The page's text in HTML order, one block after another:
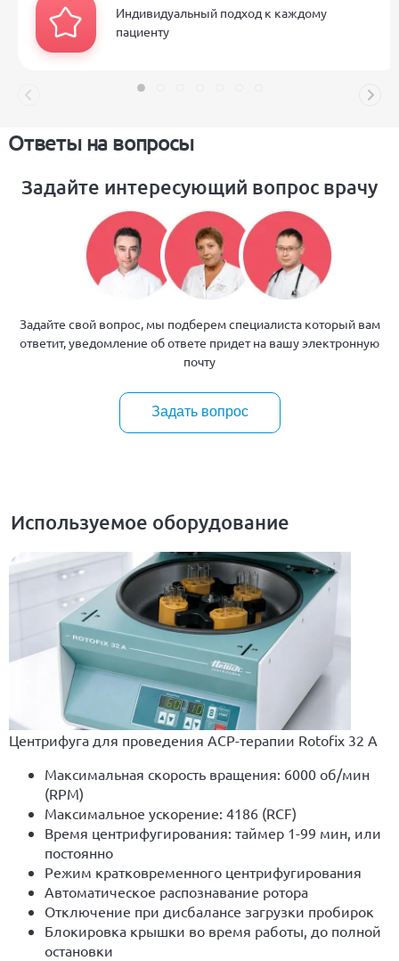
Ответы на вопросы
Задайте интересующий вопрос врачу
Задайте свой вопрос, мы подберем специалиста который вам
ответит, уведомление об ответе придет на вашу электронную
почту
Задать вопрос
Используемое оборудование
Центрифуга для проведения ACP-терапии Rotofix 32 A
Максимальная скорость вращения: 6000 об/мин
(RPM)
Максимальное ускорение: 4186 (RCF)
Время центрифугирования: таймер 1-99 мин, или
постоянно
Режим кратковременного центрифугирования
Автоматическое распознавание ротора
Отключение при дисбалансе загрузки пробирок
Блокировка крышки во время работы, до полной
остановки
Индивидуальный подход к каждому
пациенту